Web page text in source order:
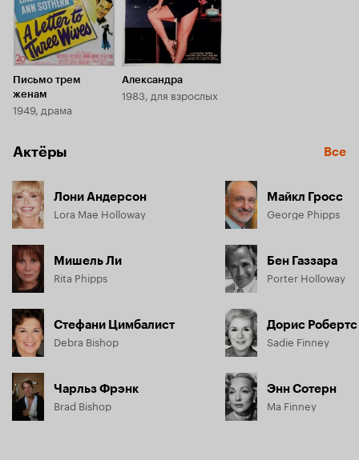
Письмо трем
женам
1949, драма
Александра
1983, для взрослых
Актёры Все
Лони Андерсон
Lora Mae Holloway
Мишель Ли
Rita Phipps
Стефани Цимбалист
Debra Bishop
Чарльз Фрэнк
Brad Bishop
Майкл Гросс
George Phipps
Бен Газзара
Porter Holloway
Дорис Робертс
Sadie Finney
Энн Сотерн
Ma Finney